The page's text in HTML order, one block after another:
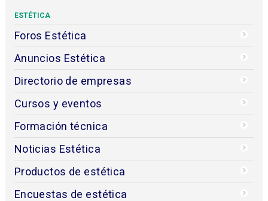
ESTÉTICA
Foros Estética
Anuncios Estética
Directorio de empresas
Cursos y eventos
Formación técnica
Noticias Estética
Productos de estética
Encuestas de estética